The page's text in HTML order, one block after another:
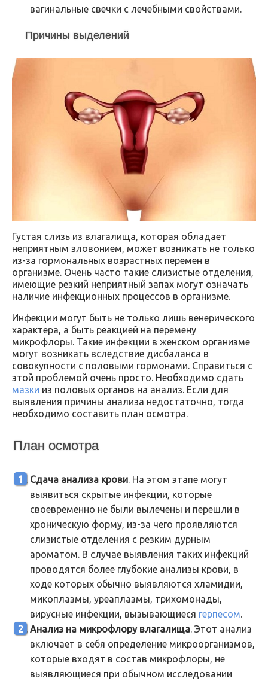
вагинальные свечки с лечебными свойствами.
Причины выделений
Густая слизь из влагалища, которая обладает
неприятным зловонием, может возникать не только
из-за гормональных возрастных перемен в
организме. Очень часто такие слизистые отделения,
имеющие резкий неприятный запах могут означать
наличие инфекционных процессов в организме.
Инфекции могут быть не только лишь венерического
характера, а быть реакцией на перемену
микрофлоры. Такие инфекции в женском организме
могут возникать вследствие дисбаланса в
совокупности с половыми гормонами. Справиться с
этой проблемой очень просто. Необходимо сдать
мазки из половых органов на анализ. Если для
выявления причины анализа недостаточно, тогда
необходимо составить план осмотра.
План осмотра
Сдача анализа крови. На этом этапе могут
выявиться скрытые инфекции, которые
своевременно не были вылечены и перешли в
хроническую форму, из-за чего проявляются
слизистые отделения с резким дурным
ароматом. В случае выявления таких инфекций
проводятся более глубокие анализы крови, в
ходе которых обычно выявляются хламидии,
микоплазмы, уреаплазмы, трихомонады,
вирусные инфекции, вызывающиеся герпесом.
Анализ на микрофлору влагалища. Этот анализ
включает в себя определение микроорганизмов,
которые входят в состав микрофлоры, не
выявляющиеся при обычном исследовании